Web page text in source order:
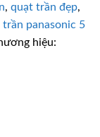
, quạt trần đẹp,
trần panasonic 5
hiệu: